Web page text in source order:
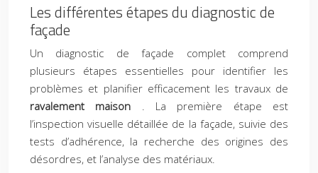
Les différentes étapes du diagnostic de
façade
Un diagnostic de façade complet comprend
plusieurs étapes essentielles pour identifier les
problèmes et planifier efficacement les travaux de
ravalement maison . La première étape est
l’inspection visuelle détaillée de la façade, suivie des
tests d’adhérence, la recherche des origines des
désordres, et l’analyse des matériaux.